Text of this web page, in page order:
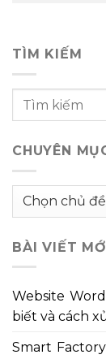
TÌM KIẾM
CHUYÊN
Chuyên
viết
BÀI VIẾT
Website
biết và cách
Smart